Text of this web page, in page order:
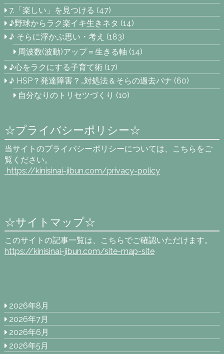
7.「楽しい」を見つける (47)
♪野球からラク楽イキ生きネタ (14)
♪ そらに浮かぶ思い・考え (183)
周波数(波動)アップ＝生きる軸 (14)
♪心をラクにする子育て術 (17)
♪ HSP？発達障害？…対処法＆そらの過去バナ (60)
自分なりのトリセツづくり (10)
☆プライバシーポリシー☆
当サイトのプライバシーポリシーについては、こちらをご
覧ください。
https://kinisinai-jibun.com/privacy-policy
☆サイトマップ☆
このサイトの記事一覧は、こちらでご確認いただけます。
https://kinisinai-jibun.com/site-map-site
2026年8月
2026年7月
2026年6月
2026年5月